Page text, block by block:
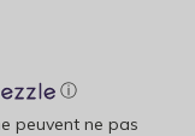
ⓘ
peuvent ne pas